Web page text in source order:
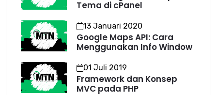
Tema di cPanel
13 Januari 2020
Google Maps API: Cara
Menggunakan Info Window
01 Juli 2019
Framework dan Konsep
MVC pada PHP